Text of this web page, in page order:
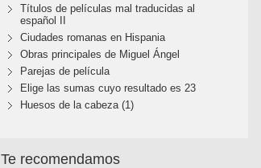
Títulos de películas mal traducidas al
español II
Ciudades romanas en Hispania
Obras principales de Miguel Ángel
Parejas de película
Elige las sumas cuyo resultado es 23
Huesos de la cabeza (1)
Te recomendamos